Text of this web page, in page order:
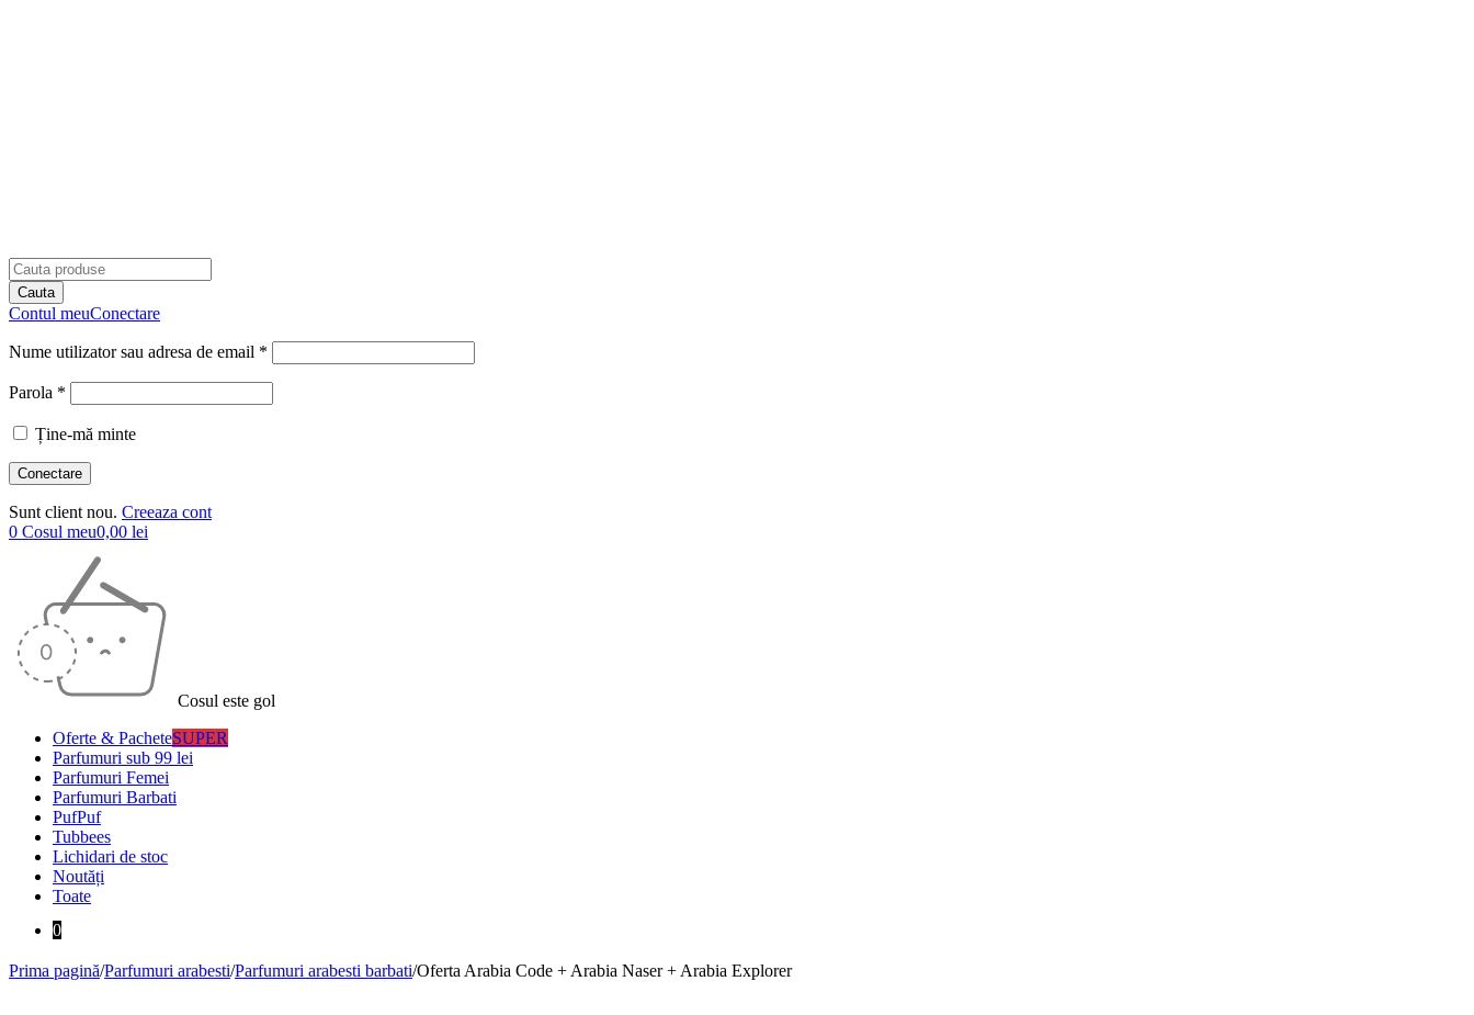
Contul meuConectare
Nume utilizator sau adresa de email *
Parola *
Ține-mă minte
Sunt client nou. Creeaza cont
0 Cosul meu0,00 lei
Cosul este gol
Oferte & PacheteSUPER
Parfumuri sub 99 lei
Parfumuri Femei
Parfumuri Barbati
PufPuf
Tubbees
Lichidari de stoc
Noutăți
Toate
0
Prima pagină/Parfumuri arabesti/Parfumuri arabesti barbati/Oferta Arabia Code + Arabia Naser + Arabia Explorer